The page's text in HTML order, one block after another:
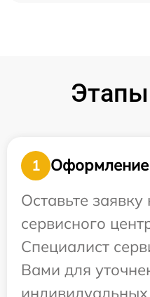
1
Оформление
Оставьте заявку
сервисного
Специалист
Вами для